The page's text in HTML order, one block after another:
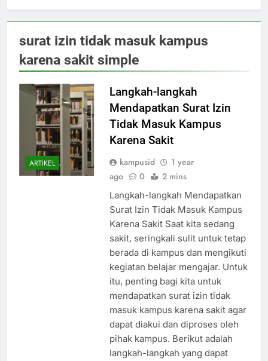
surat izin tidak masuk kampus
karena sakit simple
ARTIKEL
Langkah-langkah
Mendapatkan Surat Izin
Tidak Masuk Kampus
Karena Sakit
kampusid
1 year
ago
0 2 mins
Langkah-langkah Mendapatkan
Surat Izin Tidak Masuk Kampus
Karena Sakit Saat kita sedang
sakit, seringkali sulit untuk tetap
berada di kampus dan mengikuti
kegiatan belajar mengajar. Untuk
itu, penting bagi kita untuk
mendapatkan surat izin tidak
masuk kampus karena sakit agar
dapat diakui dan diproses oleh
pihak kampus. Berikut adalah
langkah-langkah yang dapat